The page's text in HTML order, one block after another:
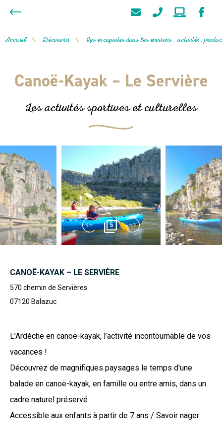
Accueil / Découvrir / Les escapades dans les environs : activités,
Canoë-Kayak – Le Servière
Les activités sportives et culturelles
5
CANOË-KAYAK – LE SERVIÈRE
570 chemin de Servières
07120 Balazuc
L’Ardèche en canoë-kayak, l’activité incontournable de vos
vacances !
Découvrez de magnifiques paysages le temps d'une
balade en canoë-kayak, en famille ou entre amis, dans un
cadre naturel préservé
Accessible aux enfants à partir de 7 ans / Savoir nager